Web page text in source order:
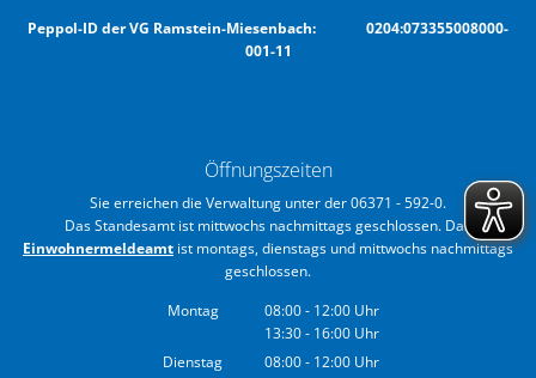
Peppol-ID der VG Ramstein-Miesenbach: 0204:073355008000-
001-11
Öffnungszeiten
Sie erreichen die Verwaltung unter der 06371 - 592-0.
Das Standesamt ist mittwochs nachmittags geschlossen. Das
Einwohnermeldeamt ist montags, dienstags und mittwochs nachmittags
geschlossen.
Montag
08:00- 12:00 Uhr
Von 08:00 bis 12:00 Uhr
13:30- 16:00 Uhr
Von 13:30 bis 16:00 Uhr
Dienstag 08:00- 12:00 Uhr